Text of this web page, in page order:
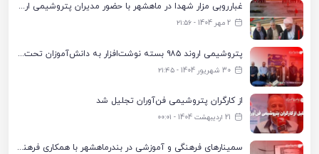
غبارروبی مزار شهدا در ماهشهر با حضور مدیران پتروشیمی اروند و مسئولان شهری
2 مهر 1404 - ۲۱:۵۶
پتروشیمی اروند ۹۸۵ بسته نوشت‌افزار به دانش‌آموزان تحت پوشش کمیته امداد بندرماهشهر اهدا کرد
30 شهریور 1404 - ۲۱:۴۵
از کارگران پتروشیمی فن‌آوران تجلیل شد
21 اردیبهشت 1404 - ۰۰:۰۱
سمینارهای فرهنگی و آموزشی در بندرماهشهر با همکاری فرهنگ‌سرای پتروشیمی مارون